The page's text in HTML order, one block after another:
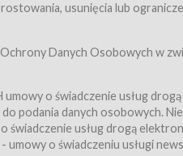
o świadczeniu usług drogą
usunięcia lub
Danych Osobowych w
o świadczenie usług drogą
podania danych osobowych.
świadczenie usług drogą
umowy o świadczeniu usługi